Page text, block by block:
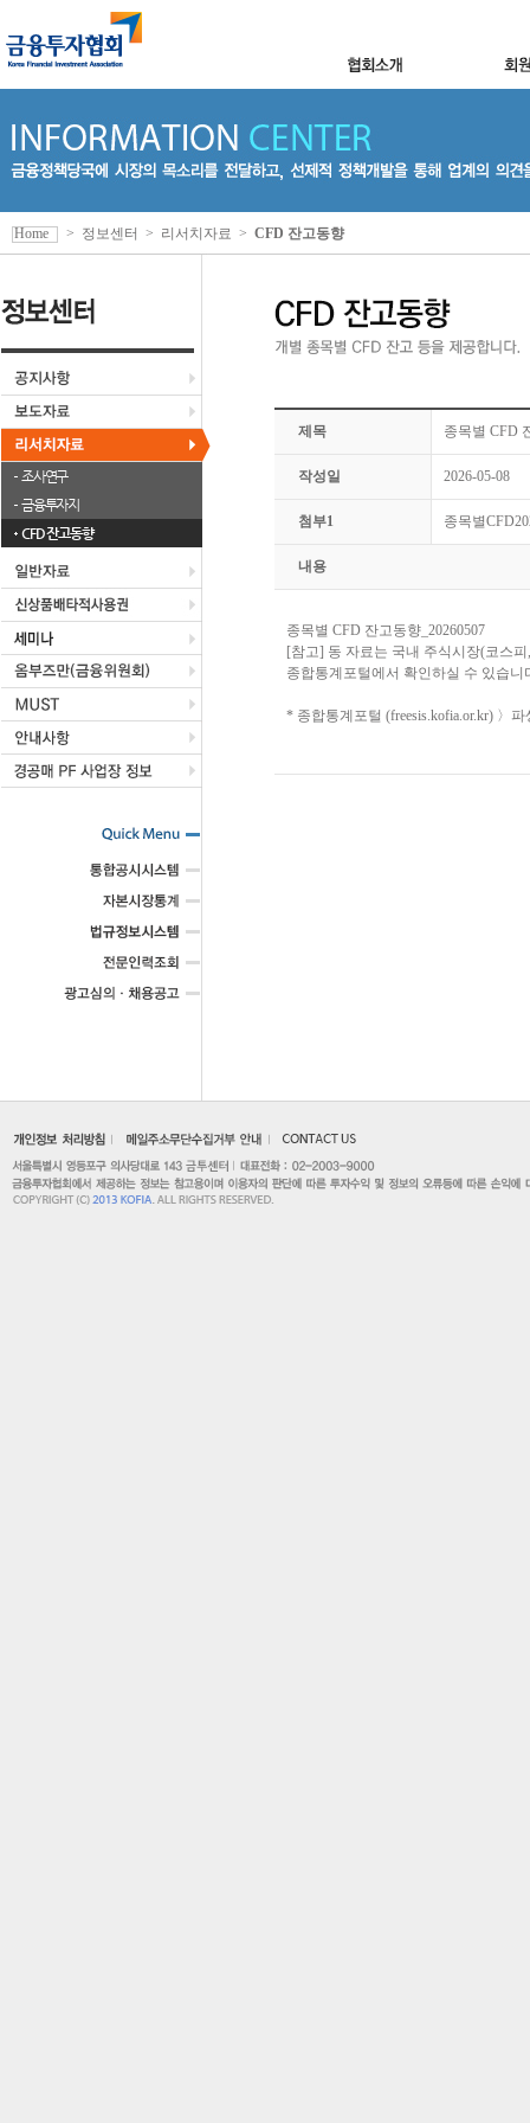
조사연구
금융투자지
CFD 잔고동향
Home > 정보센터 > 리서치자료 > CFD 잔고동향
제목 종목별 CFD
작성일 2026-05-08
첨부1 종목별
내용
종목별 CFD 잔고동향_20260507
[참고] 동 자료는 국내 주식시장(코스
종합통계포털에서 확인하실 수 있습니
* 종합통계포털 (freesis.kofia.or.kr) 〉